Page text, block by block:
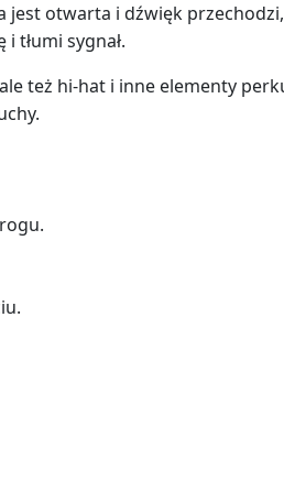
jest otwarta i dźwięk przechodzi,
tłumi sygnał.
też hi-hat i inne elementy